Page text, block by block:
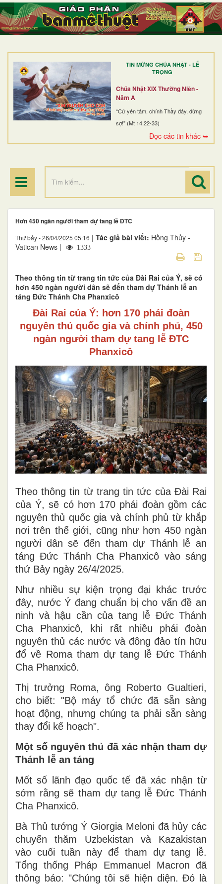
TIN MỪNG CHÚA NHẬT - LỄ
TRỌNG
Chúa Nhật XIX Thường Niên -
Năm A
“Cứ yên tâm, chính Thầy đây, đừng
sợ!” (Mt 14,22-33)
Đọc các tin khác ➥
TRANG NHẤT
GIỚI THIỆU
DÒNG TU
BAN MỤC VỤ
ĐOÀN THỂ CG
ĐIỂM HÀNH HƯƠNG
Hơn 450 ngàn người tham dự tang lễ ĐTC
Thứ bảy - 26/04/2025 05:16 | Tác giả bài viết: Hồng Thủy -
Vatican News |
1333
Theo thông tin từ trang tin tức của Đài Rai của Ý, sẽ có
hơn 450 ngàn người dân sẽ đến tham dự Thánh lễ an
táng Đức Thánh Cha Phanxicô
Đài Rai của Ý: hơn 170 phái đoàn
nguyên thủ quốc gia và chính phủ, 450
ngàn người tham dự tang lễ ĐTC
Phanxicô
Theo thông tin từ trang tin tức của Đài Rai
của Ý, sẽ có hơn 170 phái đoàn gồm các
nguyên thủ quốc gia và chính phủ từ khắp
nơi trên thế giới, cũng như hơn 450 ngàn
người dân sẽ đến tham dự Thánh lễ an
táng Đức Thánh Cha Phanxicô vào sáng
thứ Bảy ngày 26/4/2025.
Như nhiều sự kiện trọng đại khác trước
đây, nước Ý đang chuẩn bị cho vấn đề an
ninh và hậu cần của tang lễ Đức Thánh
Cha Phanxicô, khi rất nhiều phái đoàn
nguyên thủ các nước và đông đảo tín hữu
đổ về Roma tham dự tang lễ Đức Thánh
Cha Phanxicô.
Thị trưởng Roma, ông Roberto Gualtieri,
cho biết: "Bộ máy tổ chức đã sẵn sàng
hoạt động, nhưng chúng ta phải sẵn sàng
thay đổi kế hoạch".
Một số nguyên thủ đã xác nhận tham dự
Thánh lễ an táng
Mốt số lãnh đạo quốc tế đã xác nhận từ
sớm rằng sẽ tham dự tang lễ Đức Thánh
Cha Phanxicô.
Bà Thủ tướng Ý Giorgia Meloni đã hủy các
chuyến thăm Uzbekistan và Kazakistan
vào cuối tuần này để tham dự tang lễ.
Tổng thống Pháp Emmanuel Macron đã
thông báo: "Chúng tôi sẽ hiện diện. Đó là